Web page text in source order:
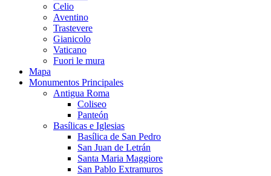
Celio
Aventino
Trastevere
Gianicolo
Vaticano
Fuori le mura
Mapa
Monumentos Principales
Antigua Roma
Coliseo
Panteón
Basílicas e Iglesias
Basílica de San Pedro
San Juan de Letrán
Santa Maria Maggiore
San Pablo Extramuros